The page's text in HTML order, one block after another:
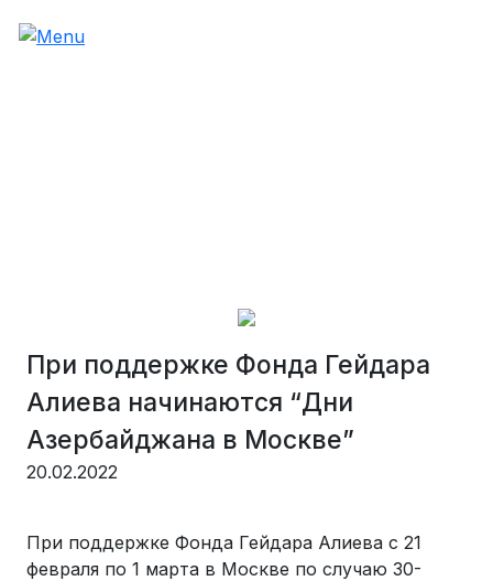
При поддержке Фонда Гейдара
Алиева начинаются “Дни
Азербайджана в Москве”
20.02.2022
При поддержке Фонда Гейдара Алиева с 21
февраля по 1 марта в Москве по случаю 30-